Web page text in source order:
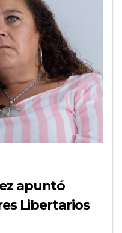
apuntó
Libertarios